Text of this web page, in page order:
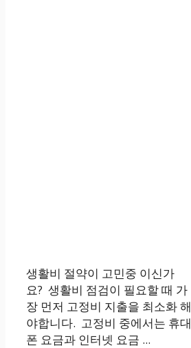
생활비 절약이 고민중 이신가
요? 생활비 점검이 필요할 때 가
장 먼저 고정비 지출을 최소화 해
야합니다. 고정비 중에서는 휴대
폰 요금과 인터넷 요금 ...